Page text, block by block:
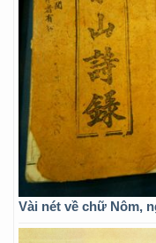
Vài nét về chữ Nôm,